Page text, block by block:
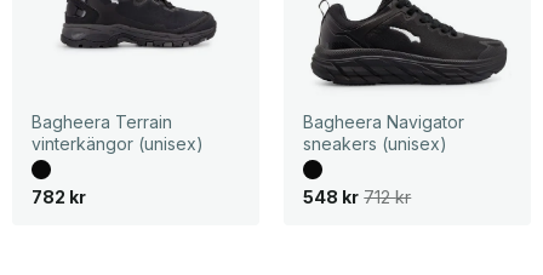
Bagheera Terrain
vinterkängor (unisex)
782 kr
Bagheera Navigator
sneakers (unisex)
712kr
D
548 kr
D